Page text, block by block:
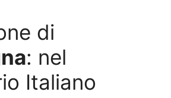
di
: nel
Italiano